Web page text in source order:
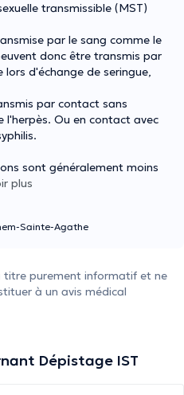
transmissible (MST)
par le sang comme le
donc être transmis par
d'échange de seringue,
par contact sans
Ou en contact avec
sont généralement moins
plus
Sainte-Agathe
titre purement informatif et ne
à un avis médical
Dépistage IST